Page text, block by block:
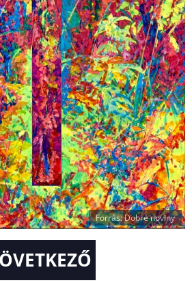
Forrás: Dobré noviny